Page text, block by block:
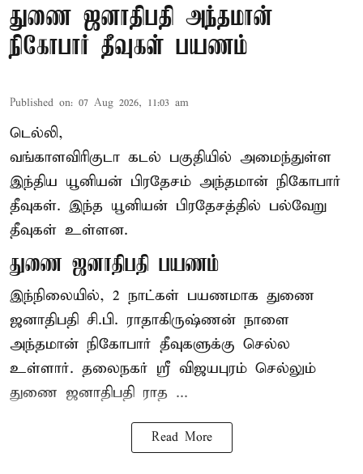
துணை ஜனாதிபதி அந்தமான்
நிகோபார் தீவுகள் பயணம்
Published on: 07 Aug 2026, 11:03 am
டெல்லி,
வங்காளவிரிகுடா கடல் பகுதியில் அமைந்துள்ள
இந்திய யூனியன் பிரதேசம் அந்தமான் நிகோபார்
தீவுகள். இந்த யூனியன் பிரதேசத்தில் பல்வேறு
தீவுகள் உள்ளன.
துணை ஜனாதிபதி பயணம்
இந்நிலையில், 2 நாட்கள் பயணமாக துணை
ஜனாதிபதி சி.பி. ராதாகிருஷ்ணன் நாளை
அந்தமான் நிகோபார் தீவுகளுக்கு செல்ல
உள்ளார். தலைநகர் ஸ்ரீ விஜயபுரம் செல்லும்
துணை ஜனாதிபதி ராத ...
Read More